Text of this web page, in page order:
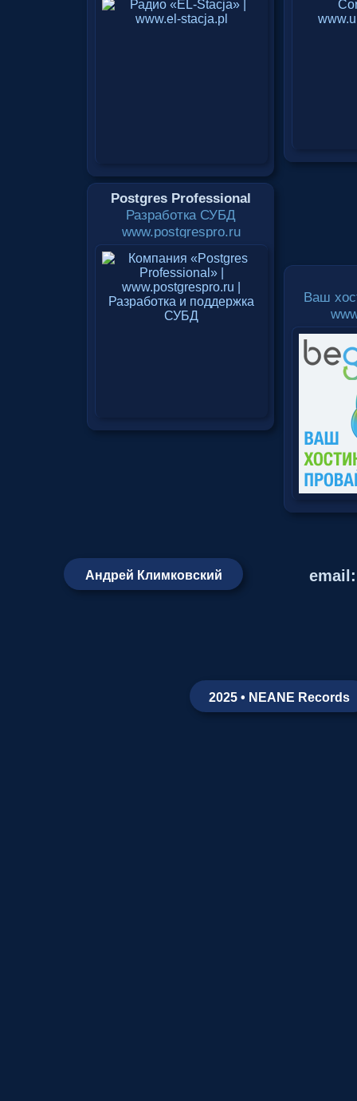
Postgres Professional
Разработка СУБД
www.postgrespro.ru
Ваш
Андрей Климковский
2025 • NEANE Records